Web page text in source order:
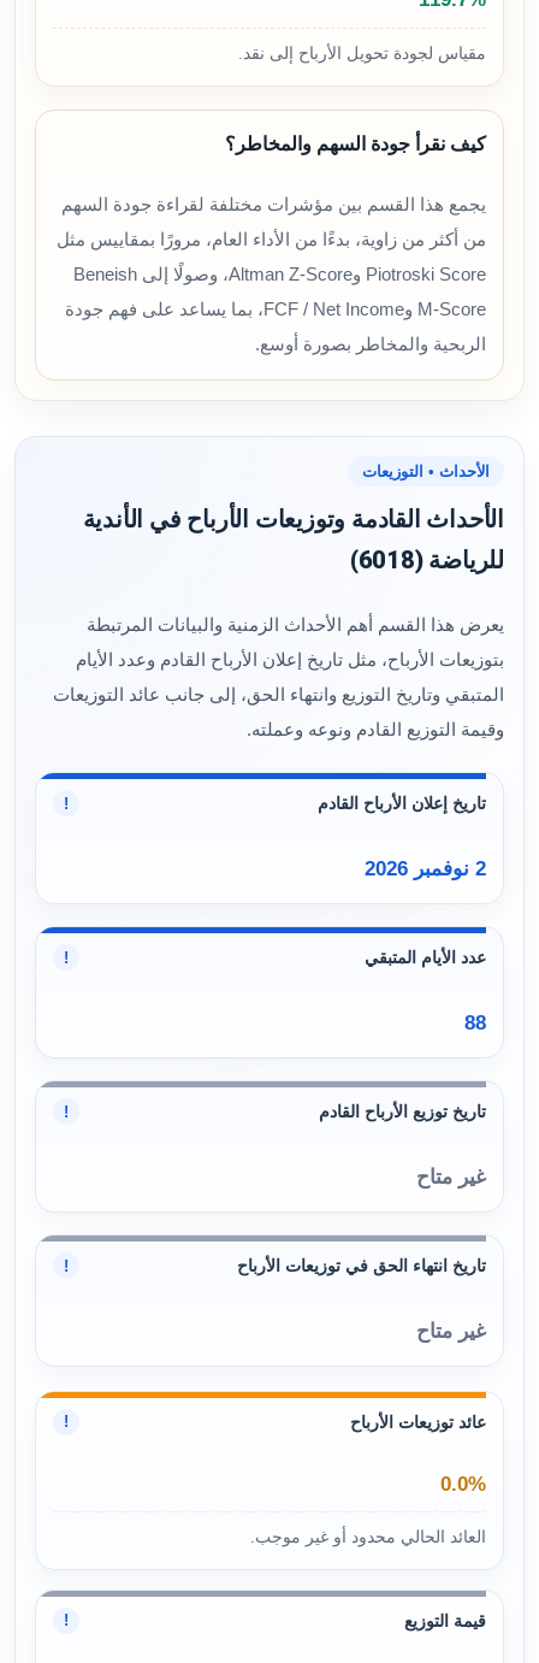
مقياس لجودة تحويل الأرباح إلى نقد.
كيف نقرأ جودة السهم والمخاطر؟
يجمع هذا القسم بين مؤشرات مختلفة لقراءة جودة السهم
من أكثر من زاوية، بدءًا من الأداء العام، مرورًا بمقاييس مثل
Piotroski Score وAltman Z-Score، وصولًا إلى Beneish
M-Score وFCF / Net Income، بما يساعد على فهم جودة
الربحية والمخاطر بصورة أوسع.
الأحداث • التوزيعات
الأحداث القادمة وتوزيعات الأرباح في الأندية
للرياضة (6018)
يعرض هذا القسم أهم الأحداث الزمنية والبيانات المرتبطة
بتوزيعات الأرباح، مثل تاريخ إعلان الأرباح القادم وعدد الأيام
المتبقي وتاريخ التوزيع وانتهاء الحق، إلى جانب عائد التوزيعات
وقيمة التوزيع القادم ونوعه وعملته.
تاريخ إعلان الأرباح القادم !
2 نوفمبر 2026
عدد الأيام المتبقي !
88
تاريخ توزيع الأرباح القادم !
غير متاح
تاريخ انتهاء الحق في توزيعات الأرباح !
غير متاح
عائد توزيعات الأرباح !
0.0%
العائد الحالي محدود أو غير موجب.
قيمة التوزيع !